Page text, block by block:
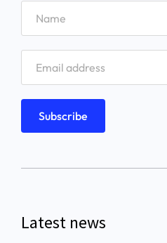
Latest news